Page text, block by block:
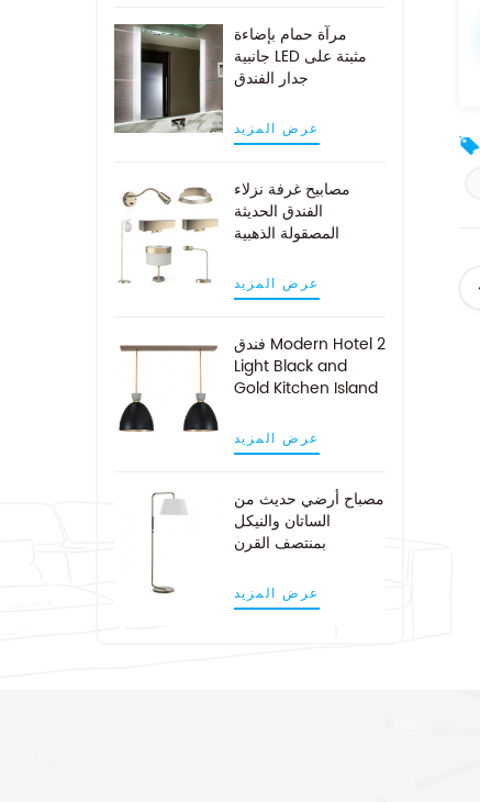
مرآة حمام بإضاءة
جانبية LED مثبتة على
جدار الفندق
عرض المزيد
مصابيح غرفة نزلاء
الفندق الحديثة
المصقولة الذهبية
عرض المزيد
فندق Modern Hotel 2
Light Black and
Gold Kitchen Island
عرض المزيد
مصباح أرضي حديث من
الساتان والنيكل
بمنتصف القرن
عرض المزيد